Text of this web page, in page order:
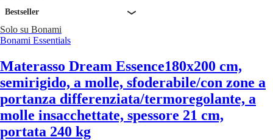
Bestseller
Solo su Bonami
Bonami Essentials
Materasso Dream Essence180x200 cm,
semirigido, a molle, sfoderabile/con zone a
portanza differenziata/termoregolante, a
molle insacchettate, spessore 21 cm,
portata 240 kg